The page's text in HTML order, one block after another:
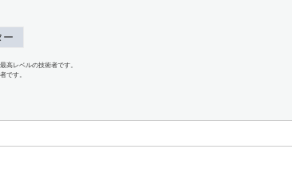
ー
高レベルの技術者です。
です。